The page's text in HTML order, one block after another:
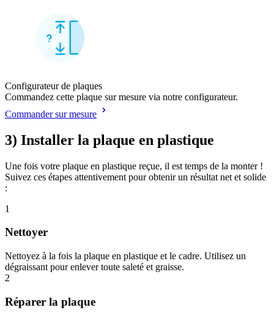
Configurateur de plaques
Commandez cette plaque sur mesure via notre configurateur.
Commander sur mesure
3) Installer la plaque en plastique
Une fois votre plaque en plastique reçue, il est temps de la monter !
Suivez ces étapes attentivement pour obtenir un résultat net et solide
:
1
Nettoyer
Nettoyez à la fois la plaque en plastique et le cadre. Utilisez un
dégraissant pour enlever toute saleté et graisse.
2
Réparer la plaque